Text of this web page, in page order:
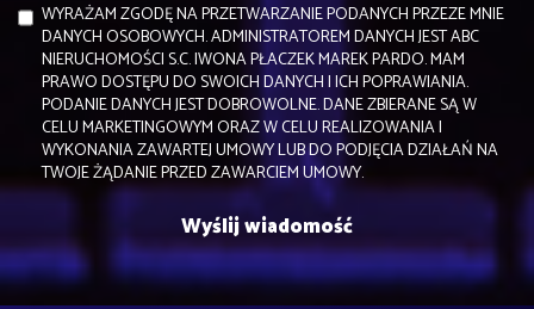
WYRAŻAM ZGODĘ NA PRZETWARZANIE PODANYCH PRZEZE MNIE
DANYCH OSOBOWYCH. ADMINISTRATOREM DANYCH JEST ABC
NIERUCHOMOŚCI S.C. IWONA PŁACZEK MAREK PARDO. MAM
PRAWO DOSTĘPU DO SWOICH DANYCH I ICH POPRAWIANIA.
PODANIE DANYCH JEST DOBROWOLNE. DANE ZBIERANE SĄ W
CELU MARKETINGOWYM ORAZ W CELU REALIZOWANIA I
WYKONANIA ZAWARTEJ UMOWY LUB DO PODJĘCIA DZIAŁAŃ NA
TWOJE ŻĄDANIE PRZED ZAWARCIEM UMOWY.